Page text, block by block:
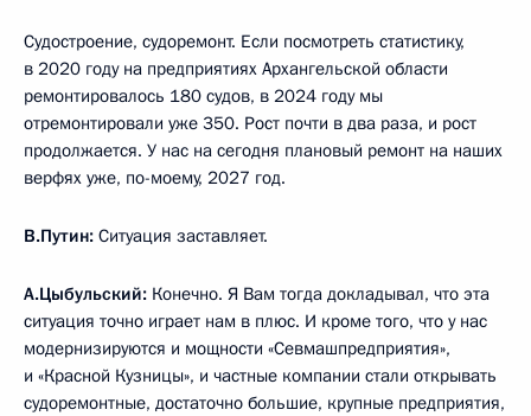
Судостроение, судоремонт. Если посмотреть статистику,
в 2020 году на предприятиях Архангельской области
ремонтировалось 180 судов, в 2024 году мы
отремонтировали уже 350. Рост почти в два раза, и рост
продолжается. У нас на сегодня плановый ремонт на наших
верфях уже, по-моему, 2027 год.
В.Путин: Ситуация заставляет.
А.Цыбульский: Конечно. Я Вам тогда докладывал, что эта
ситуация точно играет нам в плюс. И кроме того, что у нас
модернизируются и мощности «Севмашпредприятия»,
и «Красной Кузницы», и частные компании стали открывать
судоремонтные, достаточно большие, крупные предприятия,